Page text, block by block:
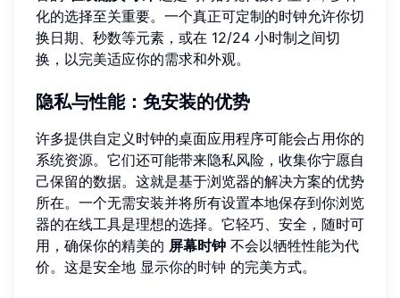
化的选择至关重要。一个真正可定制的时钟允许你切
换日期、秒数等元素，或在 12/24 小时制之间切
换，以完美适应你的需求和外观。
隐私与性能：免安装的优势
许多提供自定义时钟的桌面应用程序可能会占用你的
系统资源。它们还可能带来隐私风险，收集你宁愿自
己保留的数据。这就是基于浏览器的解决方案的优势
所在。一个无需安装并将所有设置本地保存到你浏览
器的在线工具是理想的选择。它轻巧、安全，随时可
用，确保你的精美的 屏幕时钟 不会以牺牲性能为代
价。这是安全地 显示你的时钟 的完美方式。